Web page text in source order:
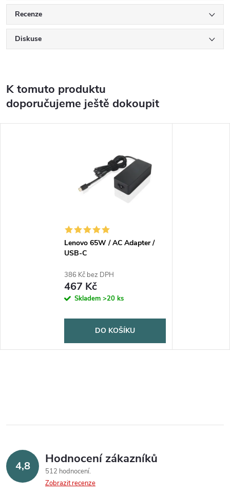
Recenze
Diskuse
K tomuto produktu
doporučujeme ještě dokoupit
Lenovo 65W / AC Adapter /
USB-C
386 Kč bez DPH
467 Kč
Skladem >20 ks
DO KOŠÍKU
4,8 Hodnocení zákazníků
512 hodnocení
Zobrazit recenze